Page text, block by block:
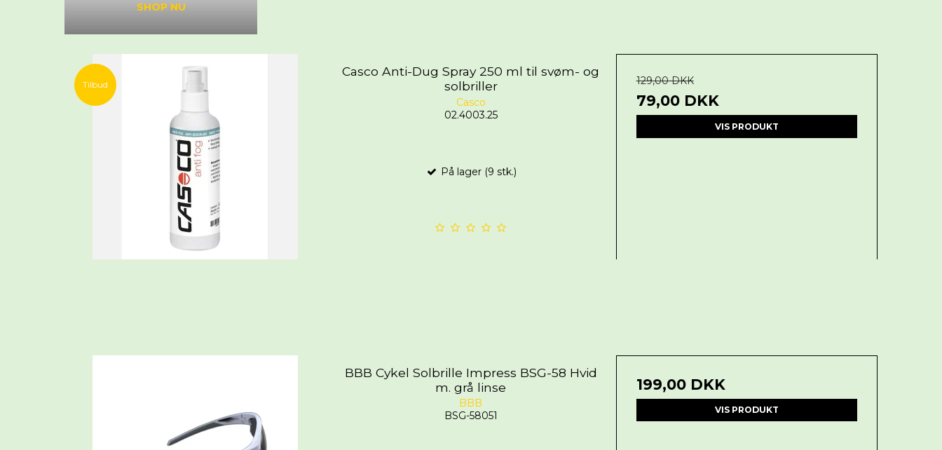
SHOP NU
Tilbud
Casco Anti-Dug Spray 250 ml til svøm- og
solbriller
Casco
02.4003.25
På lager (9 stk.)
129,00 DKK
79,00 DKK
VIS PRODUKT
BBB Cykel Solbrille Impress BSG-58 Hvid
m. grå linse
BBB
BSG-58051
199,00 DKK
VIS PRODUKT